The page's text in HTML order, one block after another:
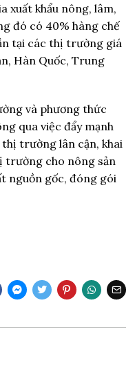
xuất khẩu nông, lâm,
đó có 40% hàng chế
tại các thị trường giá
Hàn Quốc, Trung
và phương thức
qua việc đẩy mạnh
trường lân cận, khai
trường cho nông sản
nguồn gốc, đóng gói